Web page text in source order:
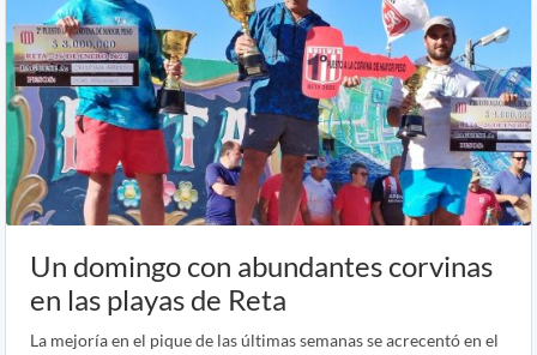
Un domingo con abundantes corvinas
en las playas de Reta
La mejoría en el pique de las últimas semanas se acrecentó en el